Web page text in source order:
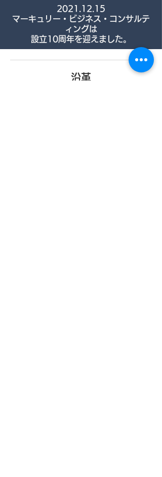
2021.12.15
​マーキュリー・ビジネス・コンサルテ
ィングは
設立10周年を迎えました。
沿革